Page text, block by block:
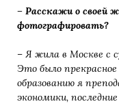
– Расскажи о своей
фотографировать?
– Я жила в Москве с
Это было
образованию я
экономики,